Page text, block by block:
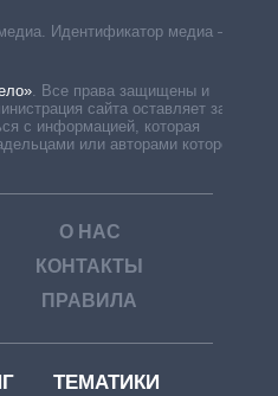
Идентификатор медиа –
Все права защищены и
сайта оставляет за
с информацией, которая
или авторами которой
О НАС
КОНТАКТЫ
ПРАВИЛА
ТЕМАТИКИ